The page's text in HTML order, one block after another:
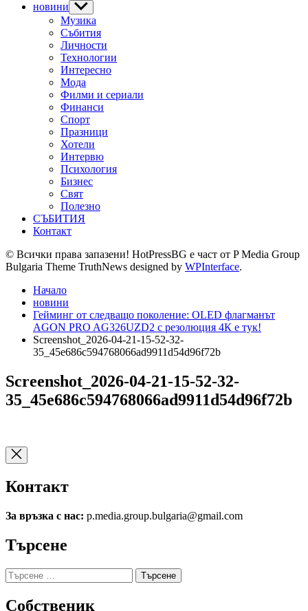
новини Show
sub
menu
Музика
Събития
Личности
Технологии
Интересно
Мода
Филми и сериали
Финанси
Спорт
Празници
Хотели
Интервю
Психология
Бизнес
Свят
Полезно
СЪБИТИЯ
Контакт
© Всички права запазени! HotPressBG е част от P Media Group
Bulgaria Theme TruthNews designed by WPInterface.
Начало
новини
Гейминг от следващо поколение: OLED флагманът
AGON PRO AG326UZD2 с резолюция 4К е тук!
Screenshot_2026-04-21-15-52-32-
35_45e686c594768066ad9911d54d96f72b
Screenshot_2026-04-21-15-52-32-
35_45e686c594768066ad9911d54d96f72b
Контакт
За връзка с нас: p.media.group.bulgaria@gmail.com
Търсене
Търсене
за:
Собственик